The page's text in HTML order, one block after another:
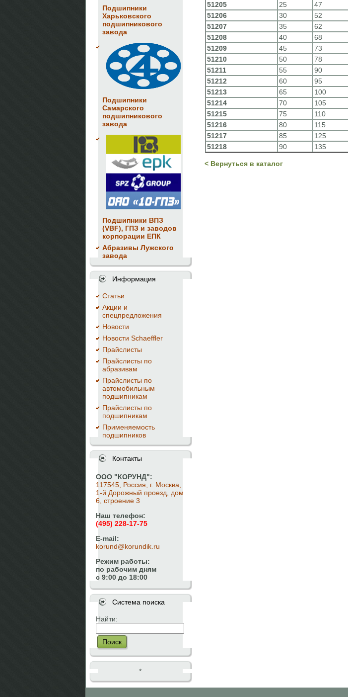
Подшипники
Харьковского
подшипникового
завода
Подшипники
Самарского
подшипникового
завода
Подшипники ВПЗ
(VBF), ГПЗ и заводов
корпорации ЕПК
Абразивы Лужского
завода
Информация
Cтатьи
Акции и
спецпредложения
Новости
Новости Schaeffler
Прайслисты
Прайслисты по
абразивам
Прайслисты по
автомобильным
подшипникам
Прайслисты по
подшипникам
Применяемость
подшипников
Контакты
ООО "КОРУНД":
117545, Россия, г. Москва,
1-й Дорожный проезд, дом
6, строение 3
Наш телефон:
(495) 228-17-75
E-mail:
korund@korundik.ru
Режим работы:
по рабочим дням
с 9:00 до 18:00
Система поиска
Найти:
Поиск
*
51205
25 47
51206
30 52
51207
35 62
51208
40 68
51209
45 73
51210
50 78
51211
55 90
51212
60 95
51213
65 100
51214
70 105
51215
75 110
51216
80 115
51217
85 125
51218
90 135
< Вернуться в каталог